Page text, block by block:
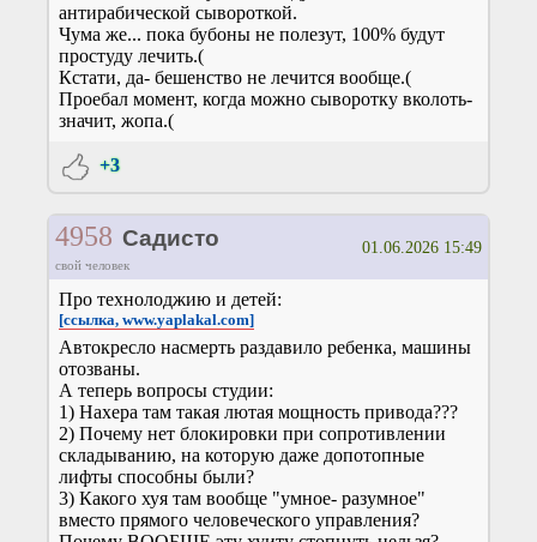
антирабической сывороткой.
Чума же... пока бубоны не полезут, 100% будут
простуду лечить.(
Кстати, да- бешенство не лечится вообще.(
Проебал момент, когда можно сыворотку вколоть-
значит, жопа.(
+3
4958 Садисто
свой человек
01.06.2026 15:49
Про технолоджию и детей:
[ссылка, www.yaplakal.com]
Автокресло насмерть раздавило ребенка, машины
отозваны.
А теперь вопросы студии:
1) Нахера там такая лютая мощность привода???
2) Почему нет блокировки при сопротивлении
складыванию, на которую даже допотопные
лифты способны были?
3) Какого хуя там вообще "умное- разумное"
вместо прямого человеческого управления?